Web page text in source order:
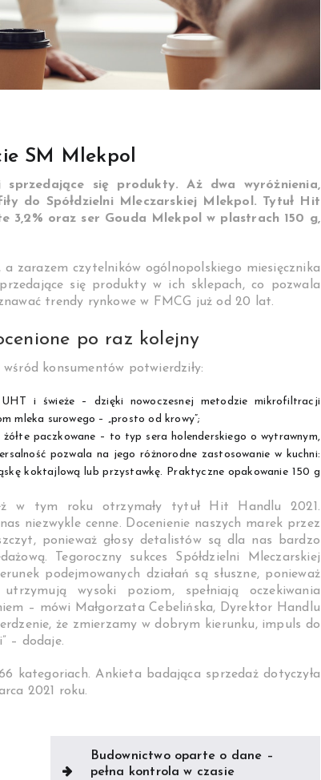
SM Mlekpol
się produkty. Aż dwa wyróżnienia,
do Spółdzielni Mleczarskiej Mlekpol. Tytuł Hit
3,2% oraz ser Gouda Mlekpol w plastrach 150 g,
zarazem czytelników ogólnopolskiego miesięcznika
się produkty w ich sklepach, co pozwala
trendy rynkowe w FMCG już od 20 lat.
po raz kolejny
konsumentów potwierdziły:
i świeże – dzięki nowoczesnej metodzie mikrofiltracji
mleka surowego – „prosto od krowy”;
paczkowane – to typ sera holenderskiego o wytrawnym,
pozwala na jego różnorodne zastosowanie w kuchni:
koktajlową lub przystawkę. Praktyczne opakowanie 150 g
w tym roku otrzymały tytuł Hit Handlu 2021.
niezwykle cenne. Docenienie naszych marek przez
ponieważ głosy detalistów są dla nas bardzo
Tegoroczny sukces Spółdzielni Mleczarskiej
podejmowanych działań są słuszne, ponieważ
wysoki poziom, spełniają oczekiwania
– mówi Małgorzata Cebelińska, Dyrektor Handlu
że zmierzamy w dobrym kierunku, impuls do
– dodaje.
kategoriach. Ankieta badająca sprzedaż dotyczyła
2021 roku.
Budownictwo oparte o dane –
pełna kontrola w czasie